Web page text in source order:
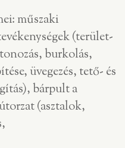
műszaki
(terület-
burkolás,
üvegezés, tető- és
bárpult a
(asztalok,